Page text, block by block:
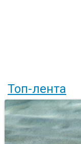
Топ-лента